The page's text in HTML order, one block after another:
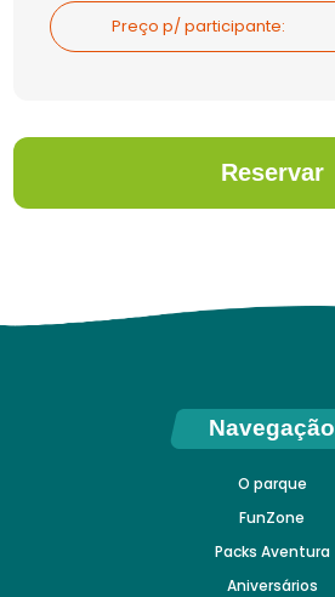
Preço p/ participante:
Reservar
Navegação
O parque
FunZone
Packs Aventura
Aniversários